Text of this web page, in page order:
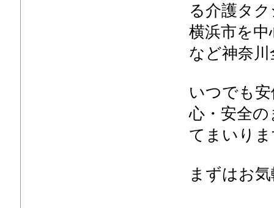
る介護タク
横浜市を中
など神奈川
いつでも安
心・安全の
てまいりま
まずはお気